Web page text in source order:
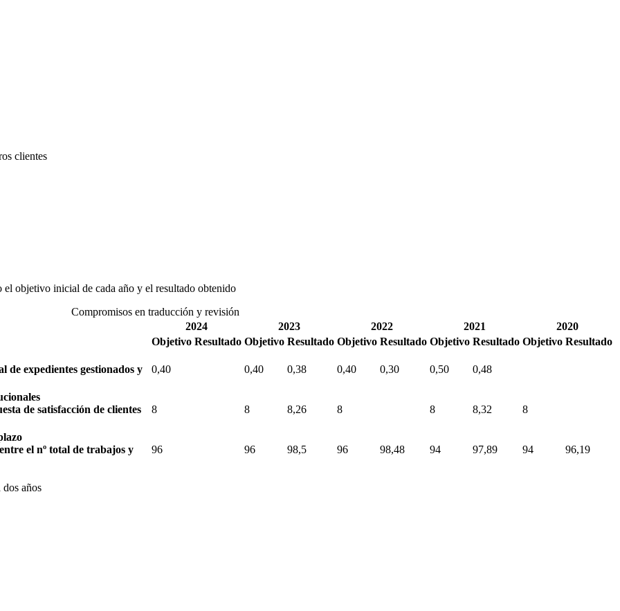
clientes
objetivo inicial de cada año y el resultado obtenido
Compromisos en traducción y revisión
2024
2023 2022 2021
2020
Objetivo Resultado Objetivo Resultado Objetivo Resultado Objetivo Resultado Objetivo Resultado
de expedientes gestionados y 0,40 0,40 0,38 0,40 0,30 0,50 0,48
de satisfacción de clientes
8 8 8,26 8 8 8,32 8
el nº total de trabajos y
96 96 98,5 96 98,48 94 97,89 94 96,19
años